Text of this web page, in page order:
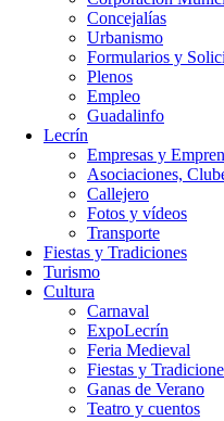
Concejalías
Urbanismo
Formularios y
Plenos
Empleo
Guadalinfo
Lecrín
Empresas y
Asociaciones,
Callejero
Fotos y vídeos
Transporte
Fiestas y Tradiciones
Turismo
Cultura
Carnaval
ExpoLecrín
Feria Medieval
Fiestas y
Ganas de Verano
Teatro y cuentos